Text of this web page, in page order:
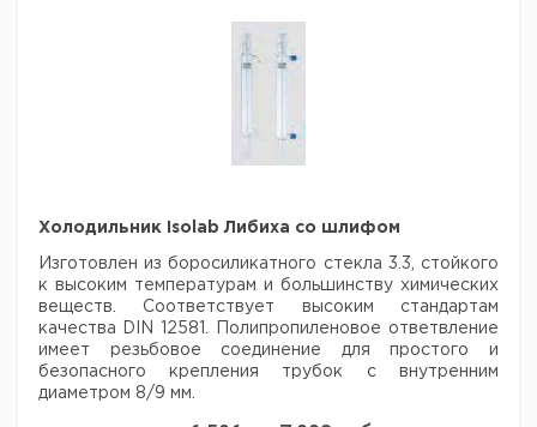
Холодильник Isolab Либиха со шлифом
Изготовлен из боросиликатного стекла 3.3, стойкого
к высоким температурам и большинству химических
веществ. Соответствует высоким стандартам
качества DIN
12581. Полипропиленовое ответвление
имеет резьбовое соединение для простого и
безопасного крепления трубок с внутренним
диаметром 8/9 мм.